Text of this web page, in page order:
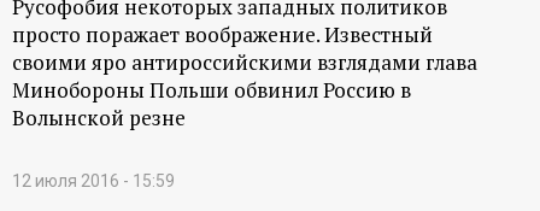
Русофобия некоторых западных политиков
просто поражает воображение. Известный
своими яро антироссийскими взглядами глава
Минобороны Польши обвинил Россию в
Волынской резне
12 июля 2016 - 15:59